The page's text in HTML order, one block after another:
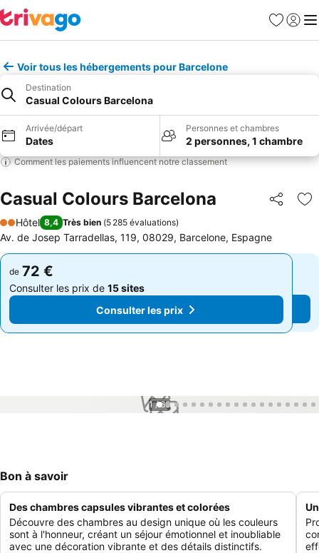
Favoris
Se
Voir tous les hébergements pour Barcelone
Destination
Casual Colours Barcelona
Arrivée/départ
Dates
Personnes et chambres
2 personnes, 1 chambre
Comment les paiements influencent notre classement
Casual Colours Barcelona Partager
2 Étoiles
Hôtel 8,4 Très bien (5 285 évaluations)
Av. de Josep Tarradellas, 119, 08029, Barcelone, Espagne
de 72 €
Consulter les prix de 15 sites
Consulter les prix
de 72 €
Consulter les prix de 15 sites
Consulter les prix
1 / 66
Bon à savoir
Des chambres capsules vibrantes et colorées
Découvre des chambres au design unique où les couleurs
sont à l'honneur, créant un séjour émotionnel et inoubliable
avec une décoration vibrante et des détails distinctifs.